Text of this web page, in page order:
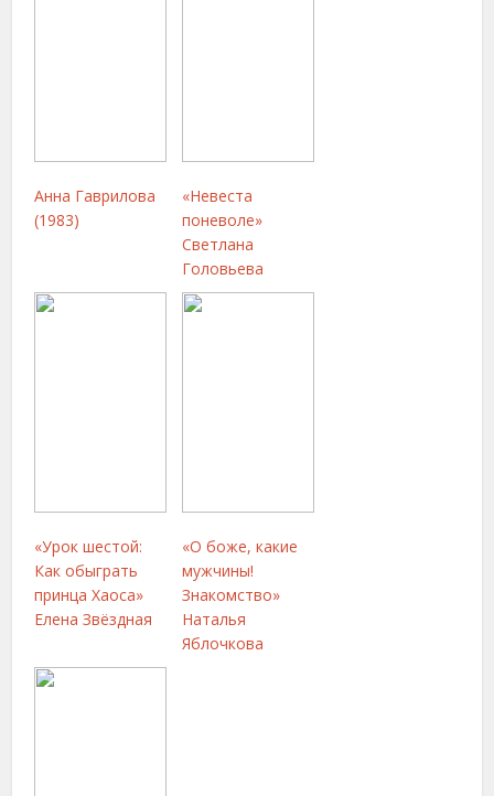
Анна Гаврилова
(1983)
«Невеста
поневоле»
Светлана
Головьева
«Урок шестой:
Как обыграть
принца Хаоса»
Елена Звёздная
«О боже, какие
мужчины!
Знакомство»
Наталья
Яблочкова